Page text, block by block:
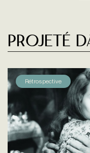
Projeté
Rétrospective